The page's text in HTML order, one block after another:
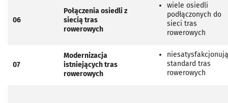
06
Połączenia osiedli z
siecią tras
rowerowych
wiele osiedli
podłączonych do
sieci tras
rowerowych
07
Modernizacja
istniejących tras
rowerowych
standard tras
rowerowych